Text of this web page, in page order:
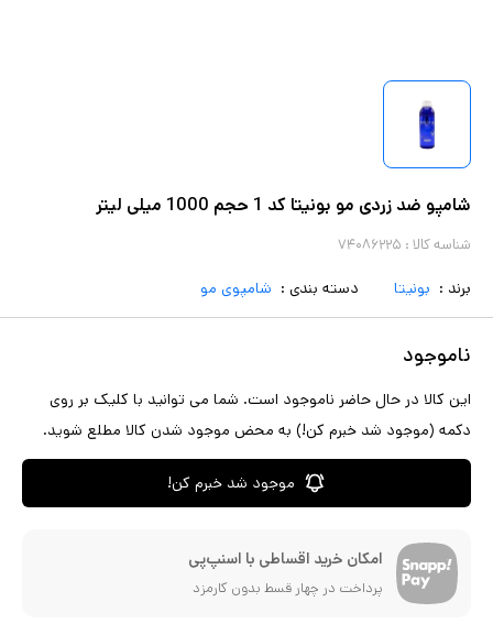
شامپو ضد زردی مو بونیتا کد 1 حجم 1000 میلی لیتر
شناسه کالا : ۷۴۰۸۶۲۲۵
برند : بونیتا دسته بندی : شامپوی مو
ناموجود
این کالا در حال حاضر ناموجود است. شما می توانید با کلیک بر روی
دکمه (موجود شد خبرم کن!) به محض موجود شدن کالا مطلع شوید.
موجود شد خبرم کن!
امکان خرید اقساطی با اسنپ‌پی
پرداخت در چهار قسط بدون کارمزد